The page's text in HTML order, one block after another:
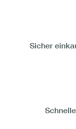
Sicher